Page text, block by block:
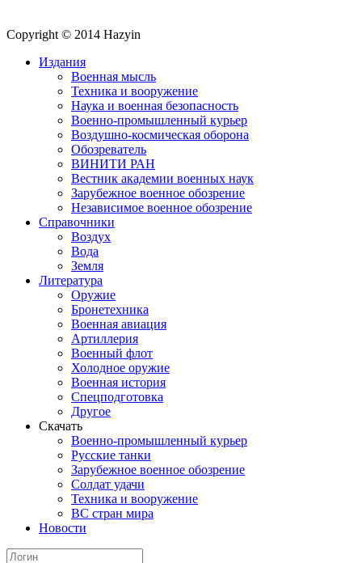
Copyright © 2014 Hazyin
Издания
Военная мысль
Техника и вооружение
Наука и военная безопасность
Военно-промышленный курьер
Воздушно-космическая оборона
Обозреватель
ВИНИТИ РАН
Вестник академии военных наук
Зарубежное военное обозрение
Независимое военное обозрение
Справочники
Воздух
Вода
Земля
Литература
Оружие
Бронетехника
Военная авиация
Артиллерия
Военный флот
Холодное оружие
Военная история
Спецподготовка
Другое
Скачать
Военно-промышленный курьер
Русские танки
Зарубежное военное обозрение
Солдат удачи
Техника и вооружение
ВС стран мира
Новости